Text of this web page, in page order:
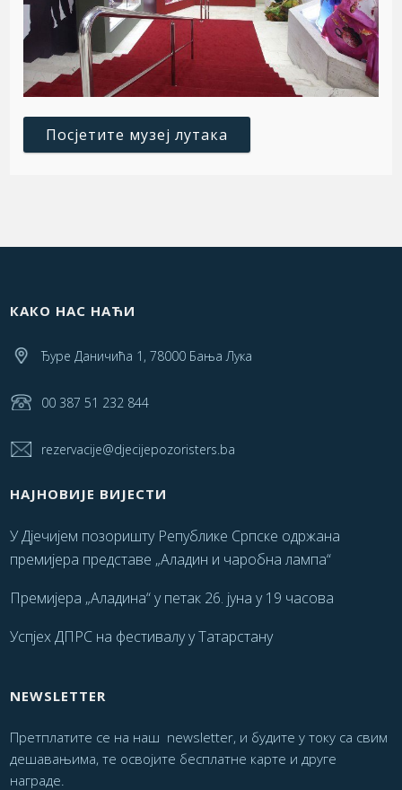
Посјетите музеј лутака
КАКО НАС НАЋИ
Ђуре Даничића 1, 78000 Бања Лука
00 387 51 232 844
rezervacije@djecijepozoristers.ba
НАЈНОВИЈЕ ВИЈЕСТИ
У Дјечијем позоришту Републике Српске одржана
премијера представе „Аладин и чаробна лампа“
Премијера „Аладина“ у петак 26. јуна у 19 часова
Успјех ДПРС на фестивалу у Татарстану
NEWSLETTER
Претплатите се на наш newsletter, и будите у току са свим
дешавањима, те освојите бесплатне карте и друге
награде.